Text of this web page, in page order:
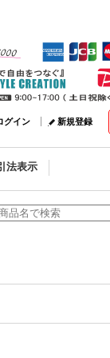
グイン 新規登録
法表示